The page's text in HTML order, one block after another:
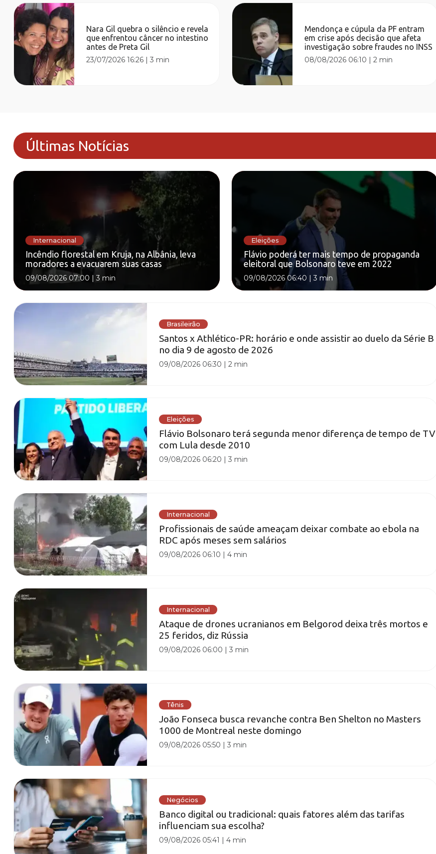
Nara Gil quebra o silêncio e revela
que enfrentou câncer no intestino
antes de Preta Gil
23/07/2026 16:26 |3 min
Mendonça e cúpula da PF entram
em crise após decisão que afeta
investigação sobre fraudes no INSS
08/08/2026 06:10 |2 min
Últimas Notícias
Internacional
Incêndio florestal em Kruja, na Albânia, leva
moradores a evacuarem suas casas
09/08/2026 07:00 |3 min
Eleições
Flávio poderá ter mais tempo de propaganda
eleitoral que Bolsonaro teve em 2022
09/08/2026 06:40 |3 min
Brasileirão
Santos x Athlético-PR: horário e onde assistir ao duelo da Série B
no dia 9 de agosto de 2026
09/08/2026 06:30 |2 min
Eleições
Flávio Bolsonaro terá segunda menor diferença de tempo de TV
com Lula desde 2010
09/08/2026 06:20 |3 min
Internacional
Profissionais de saúde ameaçam deixar combate ao ebola na
RDC após meses sem salários
09/08/2026 06:10 |4 min
Internacional
Ataque de drones ucranianos em Belgorod deixa três mortos e
25 feridos, diz Rússia
09/08/2026 06:00 |3 min
Tênis
João Fonseca busca revanche contra Ben Shelton no Masters
1000 de Montreal neste domingo
09/08/2026 05:50 |3 min
Negócios
Banco digital ou tradicional: quais fatores além das tarifas
influenciam sua escolha?
09/08/2026 05:41 |4 min